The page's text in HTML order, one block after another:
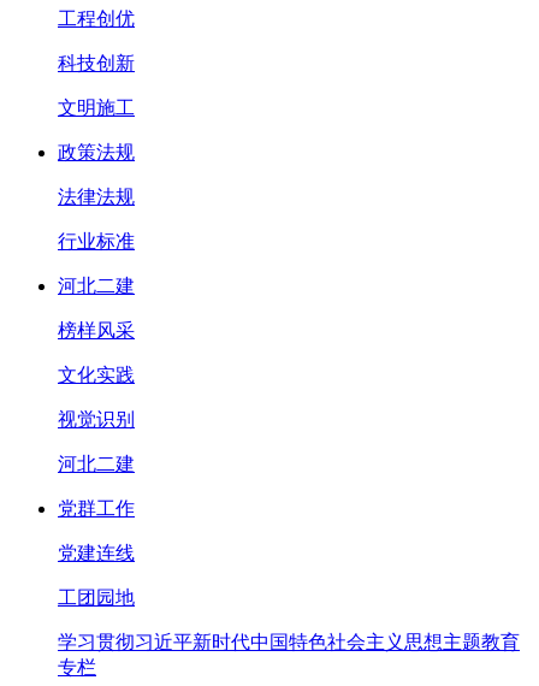
工程创优
科技创新
文明施工
政策法规
法律法规
行业标准
河北二建
榜样风采
文化实践
视觉识别
河北二建
党群工作
党建连线
工团园地
学习贯彻习近平新时代中国特色社会主义思想主题教育
专栏